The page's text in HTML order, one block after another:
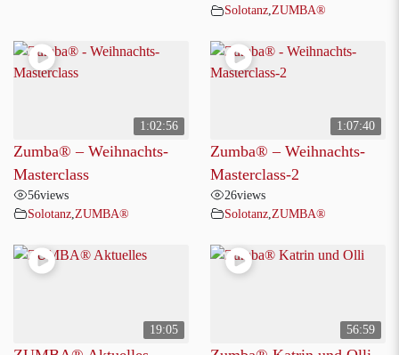
Solotanz ZUMBA®
1:02:56
Zumba® – Weihnachts-
Masterclass
56views
Solotanz ZUMBA®
1:07:40
Zumba® – Weihnachts-
Masterclass-2
26views
Solotanz ZUMBA®
19:05 56:59